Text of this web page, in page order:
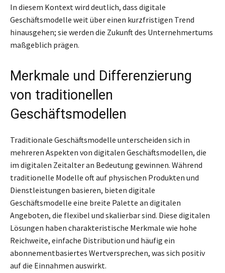
In diesem Kontext wird deutlich, dass digitale
Geschäftsmodelle weit über einen kurzfristigen Trend
hinausgehen; sie werden die Zukunft des Unternehmertums
maßgeblich prägen.
Merkmale und Differenzierung
von traditionellen
Geschäftsmodellen
Traditionale Geschäftsmodelle unterscheiden sich in
mehreren Aspekten von digitalen Geschäftsmodellen, die
im digitalen Zeitalter an Bedeutung gewinnen. Während
traditionelle Modelle oft auf physischen Produkten und
Dienstleistungen basieren, bieten digitale
Geschäftsmodelle eine breite Palette an digitalen
Angeboten, die flexibel und skalierbar sind. Diese digitalen
Lösungen haben charakteristische Merkmale wie hohe
Reichweite, einfache Distribution und häufig ein
abonnementbasiertes Wertversprechen, was sich positiv
auf die Einnahmen auswirkt.